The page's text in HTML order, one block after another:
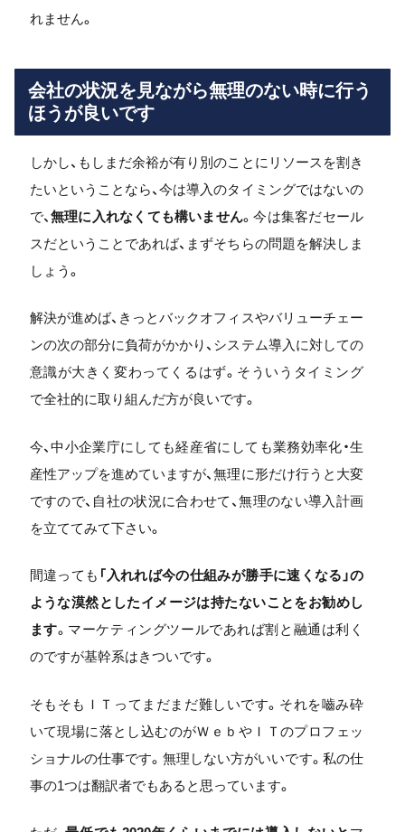
れません。
会社の状況を見ながら無理のない時に行う
ほうが良いです
しかし、もしまだ余裕が有り別のことにリソースを割き
たいということなら、今は導入のタイミングではないの
で、無理に入れなくても構いません。今は集客だセール
スだということであれば、まずそちらの問題を解決しま
しょう。
解決が進めば、きっとバックオフィスやバリューチェー
ンの次の部分に負荷がかかり、システム導入に対しての
意識が大きく変わってくるはず。そういうタイミング
で全社的に取り組んだ方が良いです。
今、中小企業庁にしても経産省にしても業務効率化・生
産性アップを進めていますが、無理に形だけ行うと大変
ですので、自社の状況に合わせて、無理のない導入計画
を立ててみて下さい。
間違っても 「入れれば今の仕組みが勝手に速くなる」の
ような漠然としたイメージは持たないことをお勧めし
ます。マーケティングツールであれば割と融通は利く
のですが基幹系はきついです。
そもそもＩＴってまだまだ難しいです。それを嚙み砕
いて現場に落とし込むのがＷｅｂやＩＴのプロフェッ
ショナルの仕事です。無理しない方がいいです。私の仕
事の1つは翻訳者でもあると思っています。